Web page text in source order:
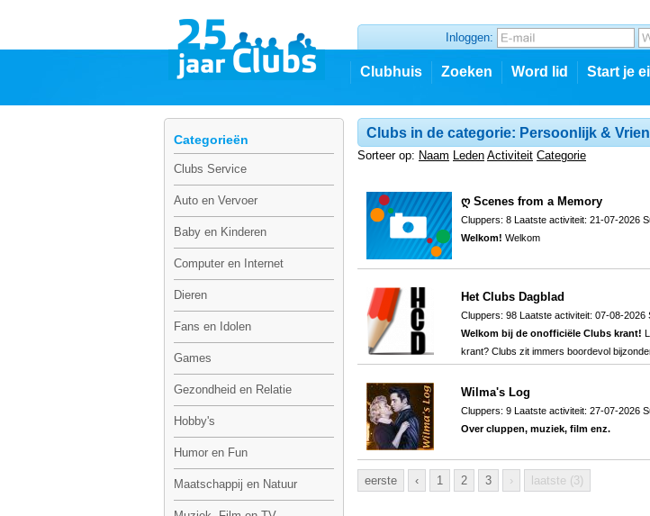
Inloggen:
Clubhuis Zoeken Word lid Start je
Categorieën
Clubs Service
Auto en Vervoer
Baby en Kinderen
Computer en Internet
Dieren
Fans en Idolen
Games
Gezondheid en Relatie
Hobby's
Humor en Fun
Maatschappij en Natuur
Clubs in de categorie: Persoonlijk &
Sorteer op: Naam Leden Activiteit Categorie
ღ Scenes from a Memory
Cluppers: 8 Laatste activiteit: 21-07-2026
Welkom! Welkom
Het Clubs Dagblad
Cluppers: 98 Laatste activiteit: 07-08-2026
Welkom bij de onofficiële Clubs krant!
krant? Clubs zit immers boordevol
Wilma's Log
Cluppers: 9 Laatste activiteit: 27-07-2026
Over cluppen, muziek, film enz.
eerste ‹ 1 2 3 › laatste (3)